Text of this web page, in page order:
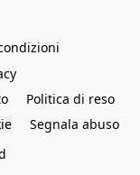
Politica di reso
Segnala abuso